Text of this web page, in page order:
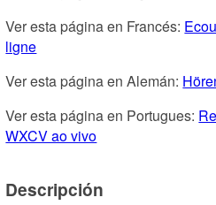
Ver esta página en Francés:
ligne
Ver esta página en Alemán:
Ver esta página en Portugues:
WXCV ao vivo
Descripción